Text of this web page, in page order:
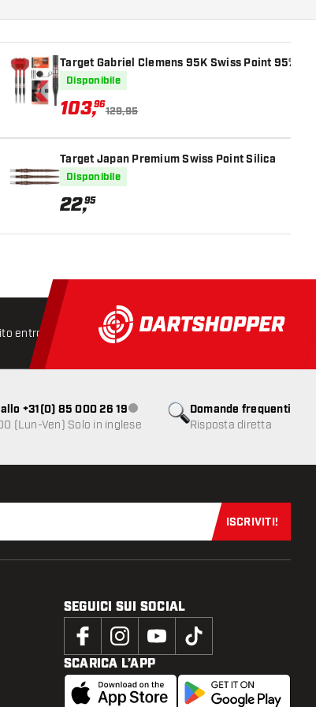
AL CARRELLO
AL CARRELLO
Target Gabriel Clemens 95K Swiss Point 95%
Disponibile
103,96
129,95
Target Japan Premium Swiss Point Silica
Disponibile
22,95
entro 24 ore Spedizione gratuitada € 75
Domande frequenti
Risposta diretta
+31(0) 85 000 26 19Servizio clienti non disponibile
(Lun-Ven) Solo in inglese
Iscriviti
ISCRIVITI!
SEGUICI SUI SOCIAL
SCARICA L’APP